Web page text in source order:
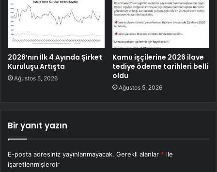
2026’nın İlk 4 Ayında Şirket
Kuruluşu Artışta
Ağustos 5, 2026
Kamu işçilerine 2026 ilave
tediye ödeme tarihleri belli
oldu
Ağustos 5, 2026
Bir yanıt yazın
E-posta adresiniz yayınlanmayacak. Gerekli alanlar * ile
işaretlenmişlerdir